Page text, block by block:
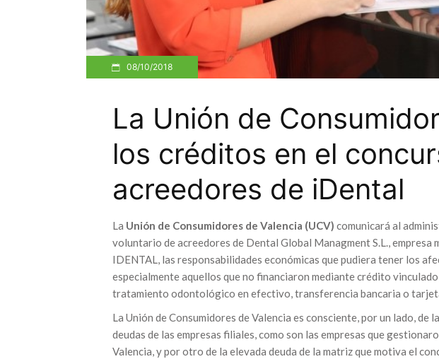
08/10/2018
La Unión de
los créditos en el
acreedores de iDental
La Unión de Consumidores de Valencia (UCV) comunicará al
voluntario de acreedores de Dental Global Managment S.L., empresa
IDENTAL, las responsabilidades económicas que pudiera tener los
especialmente aquellos que no financiaron mediante crédito
tratamiento odontológico en efectivo, transferencia bancaria o
La Unión de Consumidores de Valencia es consciente, por un lado, de
deudas de las empresas filiales, como son las empresas que
Valencia, y por otro de la elevada deuda de la matriz que motiva el